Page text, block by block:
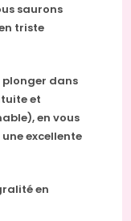
saurons
triste
plonger dans
et
en vous
excellente
en